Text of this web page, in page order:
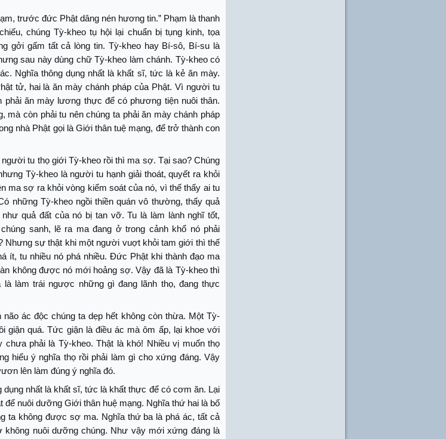
trước đức Phật dâng nén hương tin.” Phạm là thanh
chúng Tỳ-kheo tụ hội lại chuẩn bị tụng kinh, tọa
gởi gấm tất cả lòng tin. Tỳ-kheo hay Bí-sô, Bí-su là
sau này dùng chữ Tỳ-kheo làm chánh. Tỳ-kheo có
Nghĩa thông dụng nhất là khất sĩ, tức là kẻ ăn mày.
tử, hai là ăn mày chánh pháp của Phật. Vì người tu
phải ăn mày lương thực để có phương tiện nuôi thân.
mà còn phải tu nên chúng ta phải ăn mày chánh pháp
nhà Phật gọi là Giới thân tuệ mạng, để trở thành con
tu thọ giới Tỳ-kheo rồi thì ma sợ. Tại sao? Chúng
Tỳ-kheo là người tu hạnh giải thoát, quyết ra khỏi
ma sợ ra khỏi vòng kiểm soát của nó, vì thế thấy ai tu
những Tỳ-kheo ngồi thiền quán vô thường, thấy quả
quả đất của nó bị tan vỡ. Tu là làm lành nghĩ tốt,
sanh, lẽ ra ma đang ở trong cảnh khổ nó phải
Nhưng sự thật khi một người vuợt khỏi tam giới thì thế
ít, tu nhiều nó phá nhiều. Đức Phật khi thành đạo ma
không được nó mới hoảng sợ. Vậy đã là Tỳ-kheo thì
làm trái ngược những gì đang lãnh thọ, đang thực
ác độc chúng ta dẹp hết không còn thừa. Một Tỳ-
giận quá. Tức giận là điều ác mà ôm ấp, lại khoe với
phải là Tỳ-kheo. Thật là khó! Nhiều vị muốn thọ
hiểu ý nghĩa thọ rồi phải làm gì cho xứng đáng. Vậy
lên làm đúng ý nghĩa đó.
nhất là khất sĩ, tức là khất thực để có cơm ăn. Lại
để nuôi dưỡng Giới thân huệ mạng. Nghĩa thứ hai là bố
ta không được sợ ma. Nghĩa thứ ba là phá ác, tất cả
không nuôi dưỡng chúng. Như vậy mới xứng đáng là